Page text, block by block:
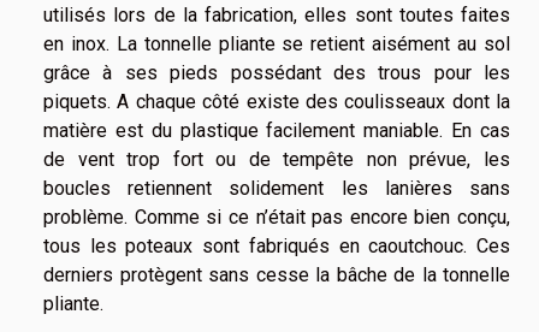
utilisés lors de la fabrication, elles sont toutes faites
en inox. La tonnelle pliante se retient aisément au sol
grâce à ses pieds possédant des trous pour les
piquets. A chaque côté existe des coulisseaux dont la
matière est du plastique facilement maniable. En cas
de vent trop fort ou de tempête non prévue, les
boucles retiennent solidement les lanières sans
problème. Comme si ce n’était pas encore bien conçu,
tous les poteaux sont fabriqués en caoutchouc. Ces
derniers protègent sans cesse la bâche de la tonnelle
pliante.